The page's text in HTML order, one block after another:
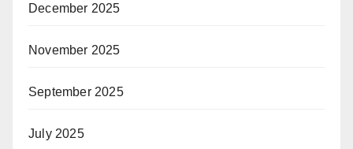
December 2025
November 2025
September 2025
July 2025